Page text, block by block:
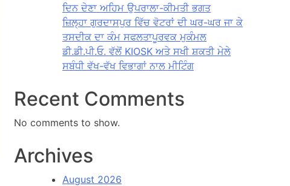
ਦਿਨ ਦੇਣਾ ਅਹਿਮ ਉਪਰਾਲਾ-ਕੀਮਤੀ ਭਗਤ
ਜ਼ਿਲ੍ਹਾ ਗੁਰਦਾਸਪੁਰ ਵਿੱਚ ਵੋਟਰਾਂ ਦੀ ਘਰ-ਘਰ ਜਾ ਕੇ
ਤਸਦੀਕ ਦਾ ਕੰਮ ਸਫਲਤਾਪੂਰਵਕ ਮੁਕੰਮਲ
ਡੀ.ਡੀ.ਪੀ.ਓ. ਵੱਲੋਂ KIOSK ਅਤੇ ਸਖੀ ਸ਼ਕਤੀ ਮੇਲੇ
ਸਬੰਧੀ ਵੱਖ-ਵੱਖ ਵਿਭਾਗਾਂ ਨਾਲ ਮੀਟਿੰਗ
Recent Comments
No comments to show.
Archives
August 2026